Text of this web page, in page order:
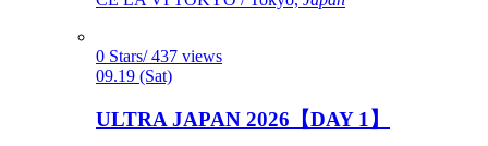
0 Stars/ 437 views
09.19 (Sat)
ULTRA JAPAN 2026【DAY 1】